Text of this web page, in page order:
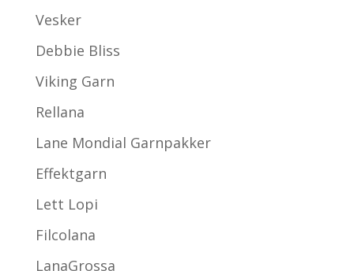
Vesker
Debbie Bliss
Viking Garn
Rellana
Lane Mondial Garnpakker
Effektgarn
Lett Lopi
Filcolana
LanaGrossa